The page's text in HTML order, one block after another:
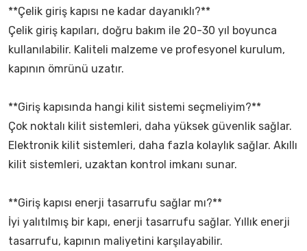
**Çelik giriş kapısı ne kadar dayanıklı?**
Çelik giriş kapıları, doğru bakım ile 20-30 yıl boyunca
kullanılabilir. Kaliteli malzeme ve profesyonel kurulum,
kapının ömrünü uzatır.
**Giriş kapısında hangi kilit sistemi seçmeliyim?**
Çok noktalı kilit sistemleri, daha yüksek güvenlik sağlar.
Elektronik kilit sistemleri, daha fazla kolaylık sağlar. Akıllı
kilit sistemleri, uzaktan kontrol imkanı sunar.
**Giriş kapısı enerji tasarrufu sağlar mı?**
İyi yalıtılmış bir kapı, enerji tasarrufu sağlar. Yıllık enerji
tasarrufu, kapının maliyetini karşılayabilir.